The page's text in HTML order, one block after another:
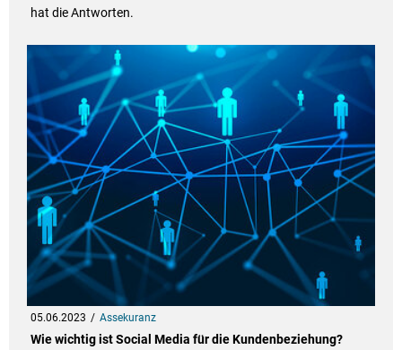
hat die Antworten.
05.06.2023 Assekuranz
Wie wichtig ist Social Media für die Kundenbeziehung?